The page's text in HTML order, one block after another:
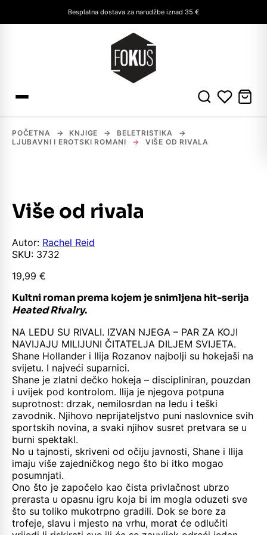
Besplatna dostava za narudžbe iznad 35 €
POČETNA → KNJIGE → BELETRISTIKA
→
LJUBAVNI I EROTSKI ROMANI
→ VIŠE OD RIVALA
Više od rivala
Autor: Rachel Reid
SKU: 3732
19,99 €
Kultni roman prema kojem je snimljena hit-serija
Heated Rivalry.
NA LEDU SU RIVALI. IZVAN NJEGA – PAR ZA KOJI
NAVIJAJU MILIJUNI ČITATELJA DILJEM SVIJETA.
Shane Hollander i Ilija Rozanov najbolji su hokejaši na
svijetu. I najveći suparnici.
Shane je zlatni dečko hokeja – discipliniran, pouzdan
i uvijek pod kontrolom. Ilija je njegova potpuna
suprotnost: drzak, nemilosrdan na ledu i teški
zavodnik. Njihovo neprijateljstvo puni naslovnice svih
sportskih novina, a svaki njihov susret pretvara se u
burni spektakl.
No u tajnosti, skriveni od očiju javnosti, Shane i Ilija
imaju više zajedničkog nego što bi itko mogao
posumnjati.
Ono što je započelo kao čista privlačnost ubrzo
prerasta u opasnu igru koja bi im mogla oduzeti sve
što su toliko mukotrpno gradili. Dok se bore za
trofeje, slavu i mjesto na vrhu, morat će odlučiti